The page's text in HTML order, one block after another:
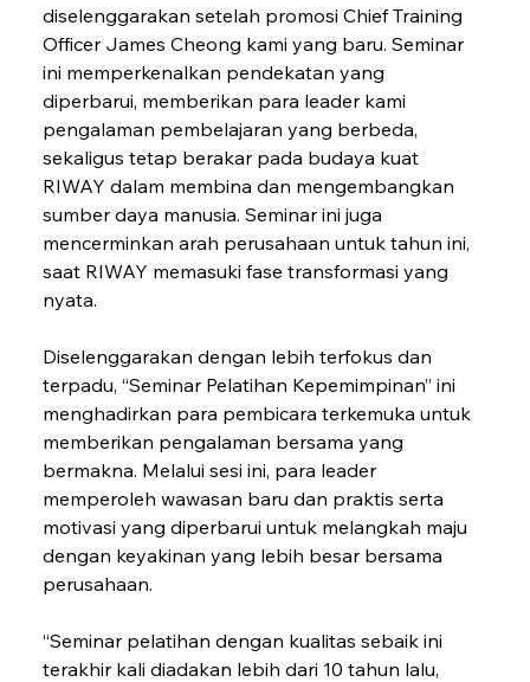
diselenggarakan setelah promosi Chief Training
Officer James Cheong kami yang baru. Seminar
ini memperkenalkan pendekatan yang
diperbarui, memberikan para leader kami
pengalaman pembelajaran yang berbeda,
sekaligus tetap berakar pada budaya kuat
RIWAY dalam membina dan mengembangkan
sumber daya manusia. Seminar ini juga
mencerminkan arah perusahaan untuk tahun ini,
saat RIWAY memasuki fase transformasi yang
nyata.
Diselenggarakan dengan lebih terfokus dan
terpadu, “Seminar Pelatihan Kepemimpinan” ini
menghadirkan para pembicara terkemuka untuk
memberikan pengalaman bersama yang
bermakna. Melalui sesi ini, para leader
memperoleh wawasan baru dan praktis serta
motivasi yang diperbarui untuk melangkah maju
dengan keyakinan yang lebih besar bersama
perusahaan.
“Seminar pelatihan dengan kualitas sebaik ini
terakhir kali diadakan lebih dari 10 tahun lalu,